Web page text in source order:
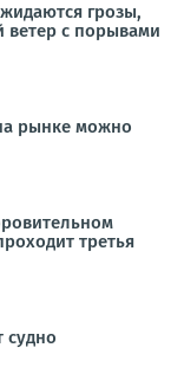
грозы,
с порывами
рынке можно
третья
судно